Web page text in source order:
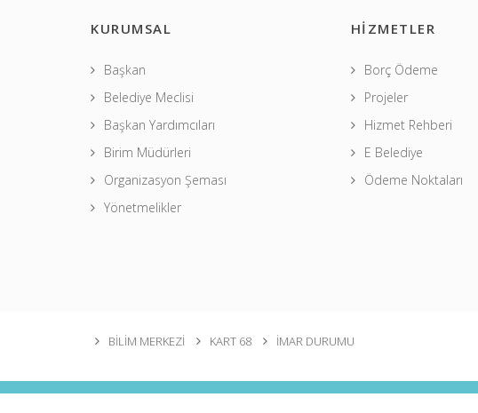
KURUMSAL
Başkan
Belediye Meclisi
Başkan Yardımcıları
Birim Müdürleri
Organizasyon Şeması
Yönetmelikler
HİZMETLER
Borç Ödeme
Projeler
Hizmet Rehberi
E Belediye
Ödeme Noktaları
BİLİM MERKEZİ KART 68 İMAR DURUMU